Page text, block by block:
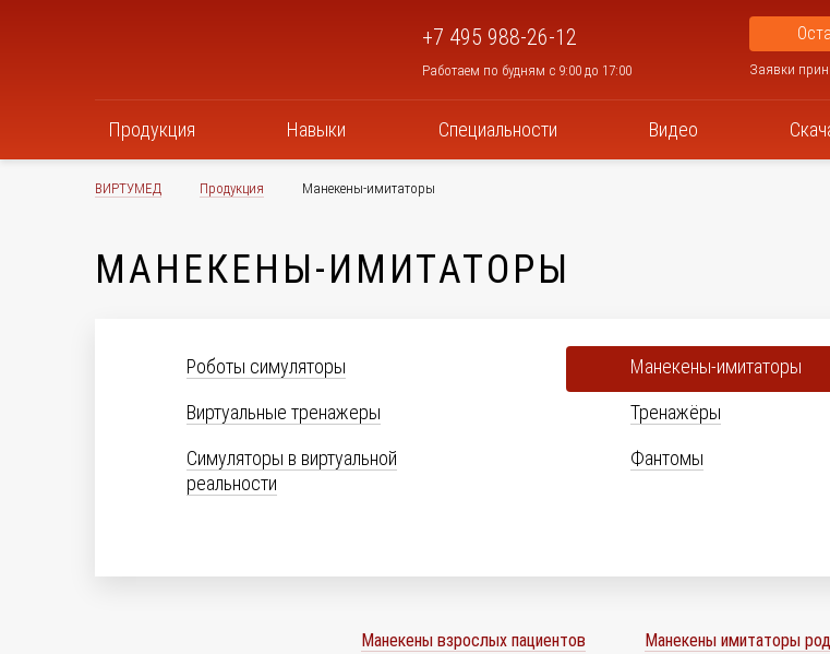
+7 495 988-26-12
Работаем по будням с 9:00 до 17:00 Заявки
Продукция Навыки Специальности Видео
ВИРТУМЕД Продукция Манекены-имитаторы
МАНЕКЕНЫ-ИМИТАТОРЫ
Роботы симуляторы
Виртуальные тренажеры
Симуляторы в виртуальной
реальности
Манекены-имитаторы
Тренажёры
Фантомы
Манекены взрослых пациентов Манекены имитаторы